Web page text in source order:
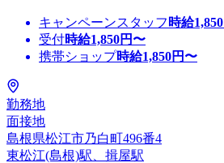
キャンペーンスタッフ 時給1,850
受付時給1,850円〜
携帯ショップ時給1,850円〜
勤務地
面接地
島根県松江市乃白町496番4
東松江(島根)駅、揖屋駅